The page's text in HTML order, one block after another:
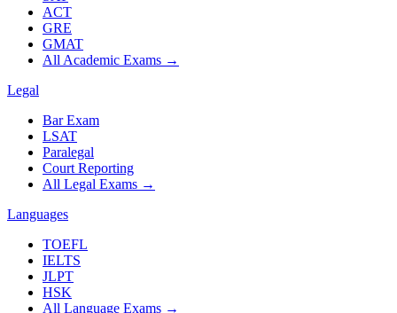
ACT
GRE
GMAT
All Academic Exams →
Legal
Bar Exam
LSAT
Paralegal
Court Reporting
All Legal Exams →
Languages
TOEFL
IELTS
JLPT
HSK
All Language Exams →